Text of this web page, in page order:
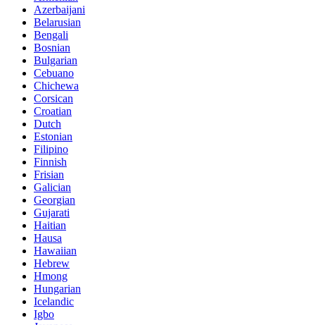
Azerbaijani
Belarusian
Bengali
Bosnian
Bulgarian
Cebuano
Chichewa
Corsican
Croatian
Dutch
Estonian
Filipino
Finnish
Frisian
Galician
Georgian
Gujarati
Haitian
Hausa
Hawaiian
Hebrew
Hmong
Hungarian
Icelandic
Igbo